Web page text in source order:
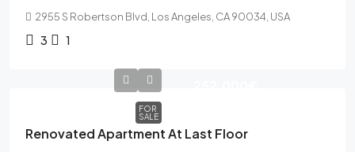
2955 S Robertson Blvd, Los Angeles, CA 90034, USA
3 1
FOR
SALE
Renovated Apartment At Last Floor